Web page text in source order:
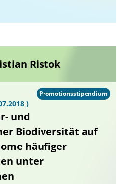
Ristok
)
und
Biodiversität auf
häufiger
unter
Promotionsstipendium